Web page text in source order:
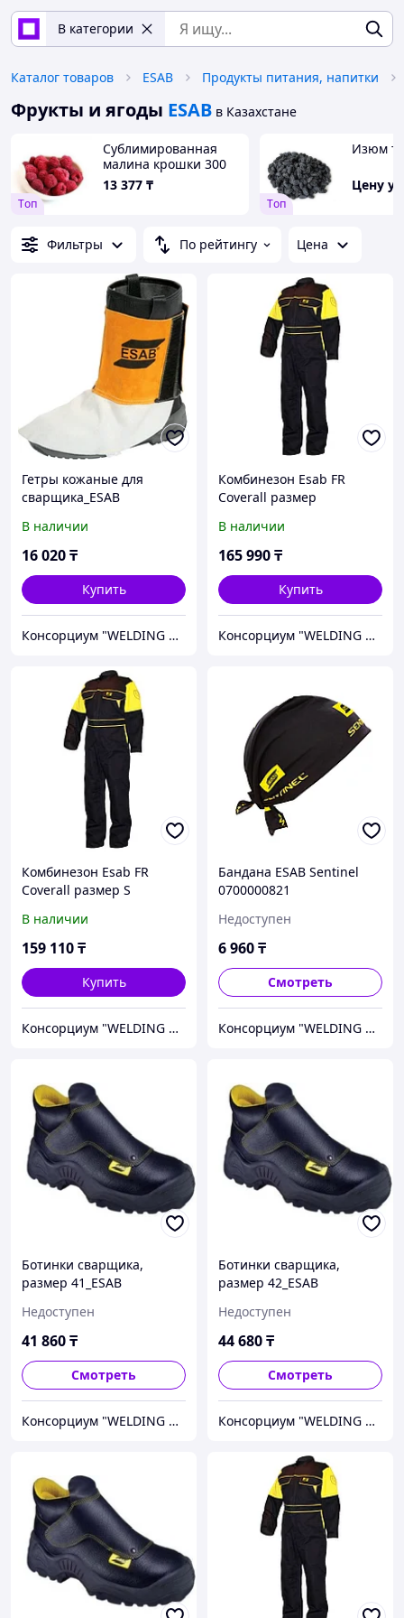
В категории
Каталог товаров ESAB Продукты питания, напитки
Фрукты и ягоды ESAB в Казахстане
Tоп
Сублимированная
малина крошки 300
гр
13 377 ₸
Tоп
Изюм
Цену
Фильтры По рейтингу Цена
Гетры кожаные для
сварщика_ESAB
В наличии
16 020₸
Купить
Консорциум "WELDING GROUP"
Комбинезон Esab FR
Coverall размер
В наличии
165 990₸
Купить
Консорциум "WELDING GROUP"
Комбинезон Esab FR
Coverall размер S
AZIA"|
В наличии
159 110₸
Купить
Консорциум "WELDING GROUP"
Бандана ESAB Sentinel
0700000821
Недоступен
6 960₸
Смотреть
Консорциум "WELDING GROUP"
Ботинки сварщика,
размер 41_ESAB
Недоступен
41 860₸
Смотреть
Консорциум "WELDING GROUP"
Ботинки сварщика,
размер 42_ESAB
Недоступен
44 680₸
Смотреть
Консорциум "WELDING GROUP"